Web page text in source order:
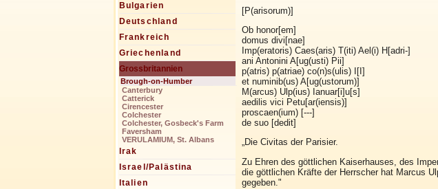
Bulgarien
Deutschland
Frankreich
Griechenland
Grossbritannien
Brough-on-Humber
Canterbury
Catterick
Cirencester
Colchester
Colchester, Gosbeck's Farm
Faversham
VERULAMIUM, St. Albans
Irak
Israel/Palästina
Italien
[P(arisorum)]
Ob honor[em]
domus divi[nae]
Imp(eratoris) Caes(aris) T(iti) Ael(i) H[adri-]
ani Antonini A[ug(usti) Pii]
p(atris) p(atriae) co(n)s(ulis) I[I]
et numinib(us) A[ug(ustorum)]
M(arcus) Ulp(ius) Ianuar[i]u[s]
aedilis vici Petu[ar(iensis)]
proscaen(ium) [---]
de suo [dedit]
„Die Civitas der Parisier.
Zu Ehren des göttlichen Kaiserhauses, des
die göttlichen Kräfte der Herrscher hat Marcus
gegeben."